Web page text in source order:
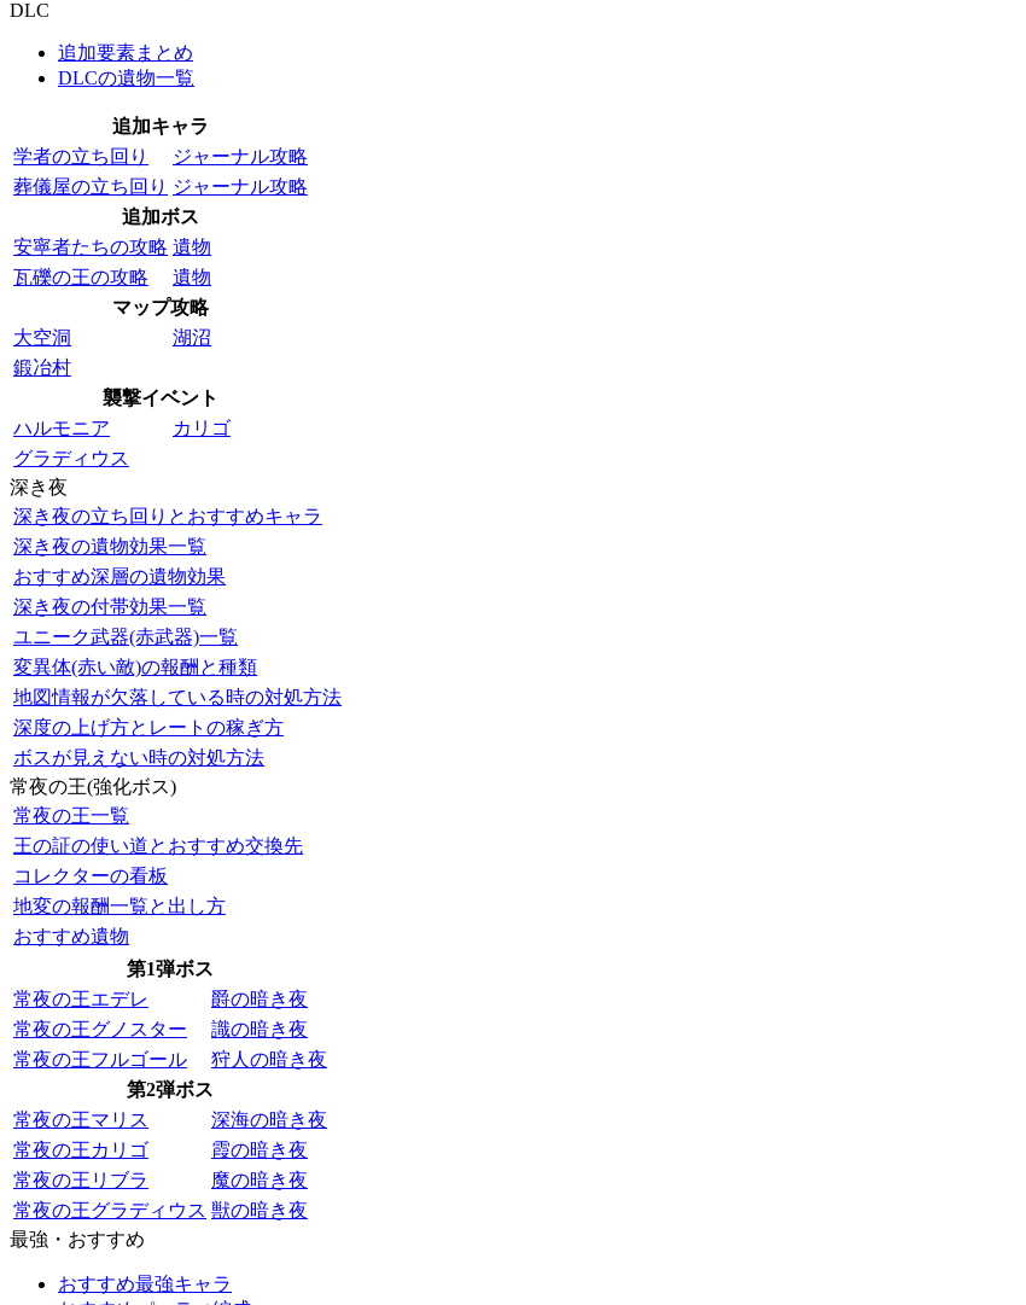
DLC
追加要素まとめ
DLCの遺物一覧
追加キャラ
学者の立ち回り
ジャーナル攻略
葬儀屋の立ち回り ジャーナル攻略
追加ボス
安寧者たちの攻略 遺物
瓦礫の王の攻略
遺物
マップ攻略
大空洞
湖沼
鍛冶村
襲撃イベント
ハルモニア
カリゴ
グラディウス
深き夜
深き夜の立ち回りとおすすめキャラ
深き夜の遺物効果一覧
おすすめ深層の遺物効果
深き夜の付帯効果一覧
ユニーク武器(赤武器)一覧
変異体(赤い敵)の報酬と種類
地図情報が欠落している時の対処方法
深度の上げ方とレートの稼ぎ方
ボスが見えない時の対処方法
常夜の王(強化ボス)
常夜の王一覧
王の証の使い道とおすすめ交換先
コレクターの看板
地変の報酬一覧と出し方
おすすめ遺物
第1弾ボス
常夜の王エデレ
爵の暗き夜
常夜の王グノスター
識の暗き夜
常夜の王フルゴール
狩人の暗き夜
第2弾ボス
常夜の王マリス
深海の暗き夜
常夜の王カリゴ
霞の暗き夜
常夜の王リブラ
魔の暗き夜
常夜の王グラディウス 獣の暗き夜
最強・おすすめ
おすすめ最強キャラ